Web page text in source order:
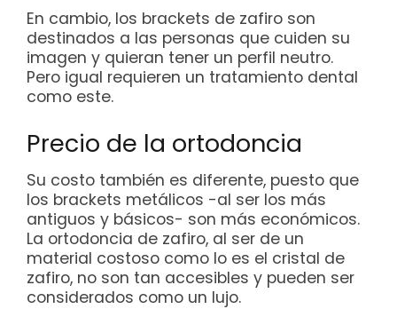
En cambio, los brackets de zafiro son
destinados a las personas que cuiden su
imagen y quieran tener un perfil neutro.
Pero igual requieren un tratamiento dental
como este.
Precio de la ortodoncia
Su costo también es diferente, puesto que
los brackets metálicos -al ser los más
antiguos y básicos- son más económicos.
La ortodoncia de zafiro, al ser de un
material costoso como lo es el cristal de
zafiro, no son tan accesibles y pueden ser
considerados como un lujo.